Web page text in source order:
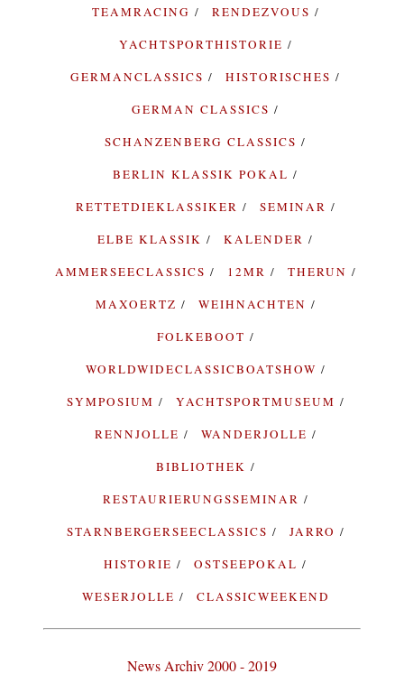
TEAMRACING
RENDEZVOUS
YACHTSPORTHISTORIE
GERMANCLASSICS
HISTORISCHES
GERMAN CLASSICS
SCHANZENBERG CLASSICS
BERLIN KLASSIK POKAL
RETTETDIEKLASSIKER
SEMINAR
ELBE KLASSIK
KALENDER
AMMERSEECLASSICS
12MR
THERUN
MAXOERTZ
WEIHNACHTEN
FOLKEBOOT
WORLDWIDECLASSICBOATSHOW
SYMPOSIUM
YACHTSPORTMUSEUM
RENNJOLLE
WANDERJOLLE
BIBLIOTHEK
RESTAURIERUNGSSEMINAR
STARNBERGERSEECLASSICS
JARRO
HISTORIE
OSTSEEPOKAL
WESERJOLLE
CLASSICWEEKEND
News Archiv 2000 - 2019